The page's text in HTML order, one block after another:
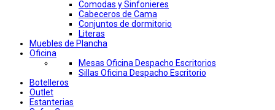
Comodas y Sinfonieres
Cabeceros de Cama
Conjuntos de dormitorio
Literas
Muebles de Plancha
Oficina
Mesas Oficina Despacho Escritorios
Sillas Oficina Despacho Escritorio
Botelleros
Outlet
Estanterias